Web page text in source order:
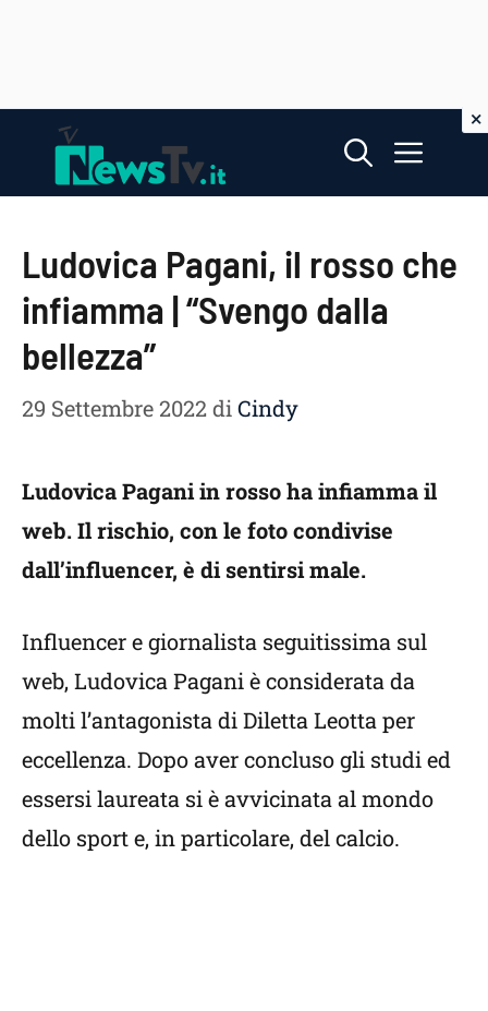
contenuto
Menu
Ludovica Pagani, il rosso che
infiamma | “Svengo dalla
bellezza”
29 Settembre 2022diCindy
Ludovica Pagani in rosso ha infiamma il
web. Il rischio, con le foto condivise
dall’influencer, è di sentirsi male.
Influencer e giornalista seguitissima sul
web, Ludovica Pagani è considerata da
molti l’antagonista di Diletta Leotta per
eccellenza. Dopo aver concluso gli studi ed
essersi laureata si è avvicinata al mondo
dello sport e, in particolare, del calcio.